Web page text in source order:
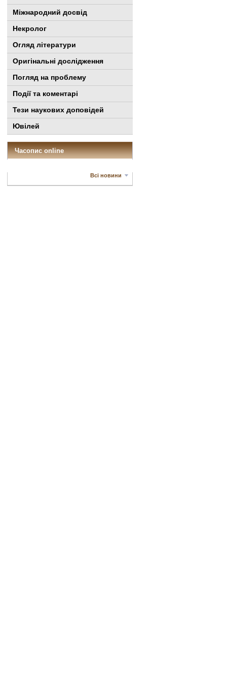
Міжнародний досвід
Некролог
Огляд літератури
Оригінальні дослідження
Погляд на проблему
Події та коментарі
Тези наукових доповідей
Ювілей
Часопис online
Всі новини